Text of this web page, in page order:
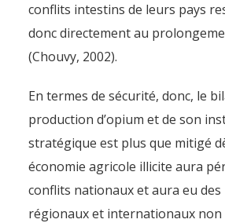
conflits intestins de leurs pays
donc directement au
(Chouvy, 2002).
En termes de sécurité, donc, le
production d’opium et de son
stratégique est plus que mitigé
économie agricole illicite aura
conflits nationaux et aura eu des
régionaux et internationaux non